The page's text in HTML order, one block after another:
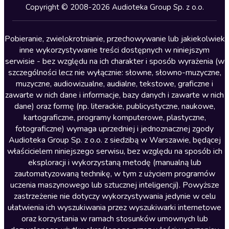
Kryminały
Lektury szkolne
Literatura anglojęzyczna
Literatura faktu
Literatura obyczajowa
Literatura piękna obca
Literatura piękna polska
Nagrania relaksacyjne
Nauka języków
Nauki humanistyczne
Podcasty i audycje
Polityka
Prasa
Copyright © 2008-2026 Audioteka Group Sp. z o.o.
Pobieranie, zwielokrotnianie, przechowywanie lub jakiekolwiek
inne wykorzystywanie treści dostępnych w niniejszym
serwisie - bez względu na ich charakter i sposób wyrażenia (w
szczególności lecz nie wyłącznie: słowne, słowno-muzyczne,
muzyczne, audiowizualne, audialne, tekstowe, graficzne i
zawarte w nich dane i informacje, bazy danych i zawarte w nich
dane) oraz formę (np. literackie, publicystyczne, naukowe,
kartograficzne, programy komputerowe, plastyczne,
fotograficzne) wymaga uprzedniej i jednoznacznej zgody
Audioteka Group Sp. z o.o. z siedzibą w Warszawie, będącej
właścicielem niniejszego serwisu, bez względu na sposób ich
eksploracji i wykorzystaną metodę (manualną lub
zautomatyzowaną technikę, w tym z użyciem programów
uczenia maszynowego lub sztucznej inteligencji). Powyższe
zastrzeżenie nie dotyczy wykorzystywania jedynie w celu
ułatwienia ich wyszukiwania przez wyszukiwarki internetowe
oraz korzystania w ramach stosunków umownych lub